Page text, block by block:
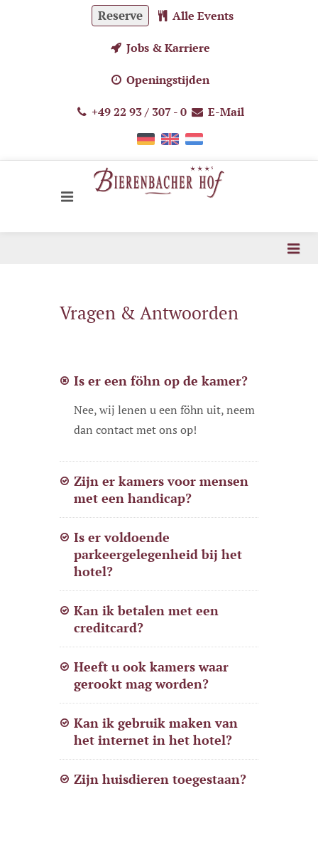
Reserve Alle Events
Jobs & Karriere
Openingstijden
+49 22 93 / 307 - 0 E-Mail
Vragen & Antwoorden
Is er een föhn op de kamer?
Nee, wij lenen u een föhn uit, neem
dan contact met ons op!
Zijn er kamers voor mensen
met een handicap?
Is er voldoende
parkeergelegenheid bij het
hotel?
Kan ik betalen met een
creditcard?
Heeft u ook kamers waar
gerookt mag worden?
Kan ik gebruik maken van
het internet in het hotel?
Zijn huisdieren toegestaan?